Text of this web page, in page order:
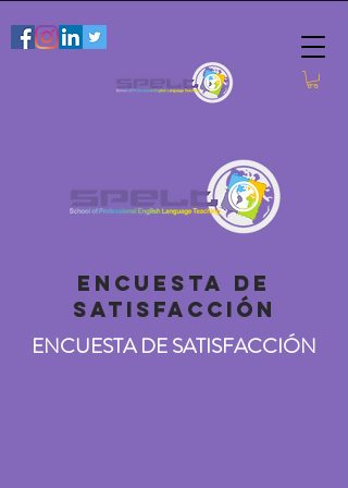
encuesta de
satisfacción
ENCUESTA DE SATISFACCIÓN